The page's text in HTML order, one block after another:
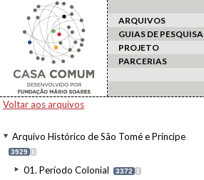
ARQUIVOS
GUIAS DE PESQUISA
PROJETO
PARCERIAS
Voltar aos arquivos
Arquivo Histórico de São Tomé e Príncipe
3929 I
01. Período Colonial 3372 I